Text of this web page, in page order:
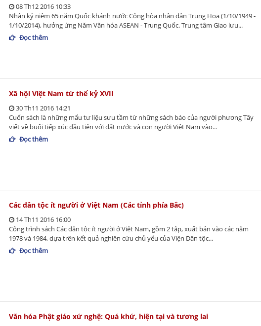
08 Th12 2016 10:33
Nhân kỷ niệm 65 năm Quốc khánh nước Cộng hòa nhân dân Trung Hoa (1/10/1949 -
1/10/2014), hưởng ứng Năm Văn hóa ASEAN - Trung Quốc. Trung tâm Giao lưu...
Đọc thêm
Xã hội Việt Nam từ thế kỷ XVII
30 Th11 2016 14:21
Cuốn sách là những mẩu tư liệu sưu tầm từ những sách báo của người phương Tây
viết về buổi tiếp xúc đầu tiên với đất nước và con người Việt Nam vào...
Đọc thêm
Các dân tộc ít người ở Việt Nam (Các tỉnh phía Bắc)
14 Th11 2016 16:00
Công trình sách Các dân tộc ít người ở Việt Nam, gồm 2 tập, xuất bản vào các năm
1978 và 1984, dựa trên kết quả nghiên cứu chủ yếu của Viện Dân tộc...
Đọc thêm
Văn hóa Phật giáo xứ nghệ: Quá khứ, hiện tại và tương lai